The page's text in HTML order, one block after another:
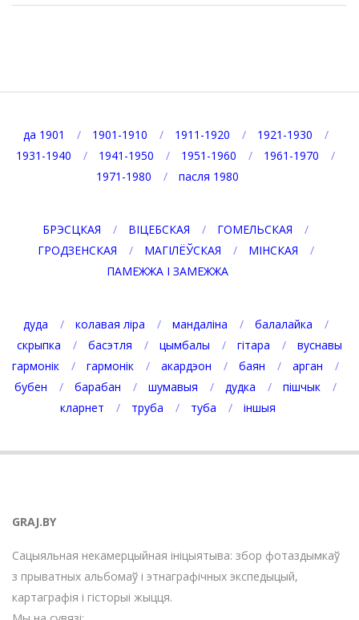
да 1901 1901-1910 1911-1920
1921-1930
1931-1940
1941-1950 1951-1960
1961-1970
1971-1980
пасля 1980
БРЭСЦКАЯ ВІЦЕБСКАЯ
ГОМЕЛЬСКАЯ
ГРОДЗЕНСКАЯ
МАГІЛЁЎСКАЯ
МІНСКАЯ
ПАМЕЖЖА І ЗАМЕЖЖА
дуда колавая ліра мандаліна
балалайка
скрыпка
басэтля цымбалы гітара
вуснавы
гармонік
гармонік акардэон баян
арган
бубен
барабан шумавыя дудка
пішчык
кларнет
труба туба іншыя
GRAJ.BY
Сацыяльная некамерцыйная ініцыятыва: збор фотаздымкаў
з прыватных альбомаў і этнаграфічных экспедыцый,
картаграфія і гісторыі жыцця.